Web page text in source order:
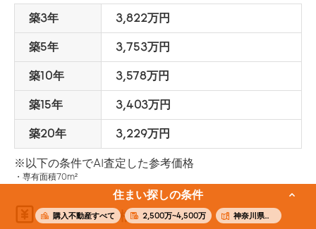
築3年 3,822万円
築5年 3,753万円
築10年 3,578万円
築15年 3,403万円
築20年 3,229万円
※以下の条件でAI査定した参考価格
専有面積70m²
面積別の価格相場
住まい探しの条件
購入不動産すべて 2,500万~4,500万 神奈川県横浜市港南区港南